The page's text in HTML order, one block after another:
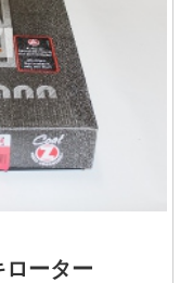
ーター